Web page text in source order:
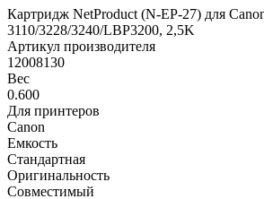
Картридж NetProduct (N-EP-27) для
3110/3228/3240/LBP3200, 2,5K
Артикул производителя
12008130
Вес
0.600
Для принтеров
Canon
Емкость
Стандартная
Оригинальность
Совместимый